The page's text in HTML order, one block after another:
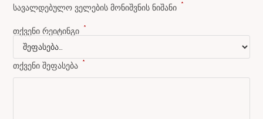
სავალდებულო ველების მონიშვნის ნიშანი *
თქვენი რეიტინგი *
თქვენი შეფასება *